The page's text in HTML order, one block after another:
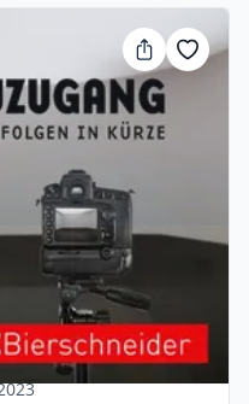
2.0 TDI Life